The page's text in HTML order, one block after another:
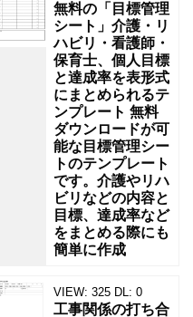
無料の「目標管理
シート」介護・リ
ハビリ・看護師・
保育士、個人目標
と達成率を表形式
にまとめられるテ
ンプレート 無料
ダウンロードが可
能な目標管理シー
トのテンプレート
です。介護やリハ
ビリなどの内容と
目標、達成率など
をまとめる際にも
簡単に作成
VIEW: 325 DL: 0
工事関係の打ち合